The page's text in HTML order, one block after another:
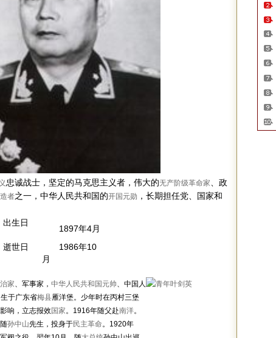
忠诚战士，坚定的马克思主义者，伟大的无产阶级革命家
、政
者之一，中华人民共和国的开国元勋 ，长期担任党、国家和
出生日
1897年4月
逝世日
1986年10
月
家、军事家， 中华人民共和国元帅、中国人
于广东省梅县雁洋堡。少年时在丙村三堡
影响，立志报效国家。1916年随父赴南洋。
孙中山先生，投身于民主革命。1920年